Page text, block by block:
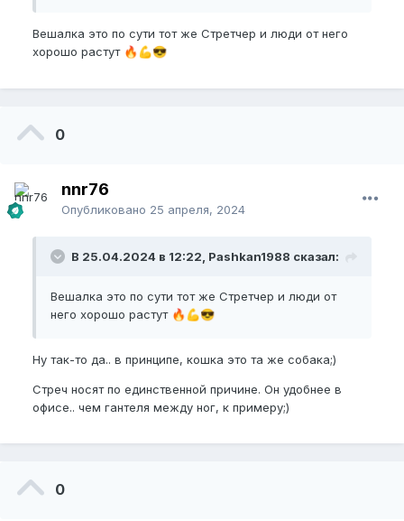
Вешалка это по сути тот же Стретчер и люди от него
хорошо растут 🔥 💪😎
0
nnr76
Опубликовано 25 апреля, 2024
В 25.04.2024 в 12:22, Pashkan1988 сказал:
Вешалка это по сути тот же Стретчер и люди от
него хорошо растут 🔥 💪😎
Ну так-то да.. в принципе, кошка это та же собака;)
Стреч носят по единственной причине. Он удобнее в
офисе.. чем гантеля между ног, к примеру;)
0